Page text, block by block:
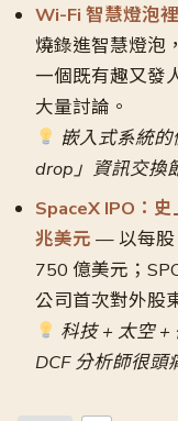
Wi-Fi 智慧燈泡
燒錄進智慧燈泡
一個既有趣又發
大量討論。
嵌入式系統
drop」資訊交換
SpaceX IPO：
兆美元 — 以每股
750 億美元；
公司首次對外股
科技 + 太空
DCF 分析師很頭